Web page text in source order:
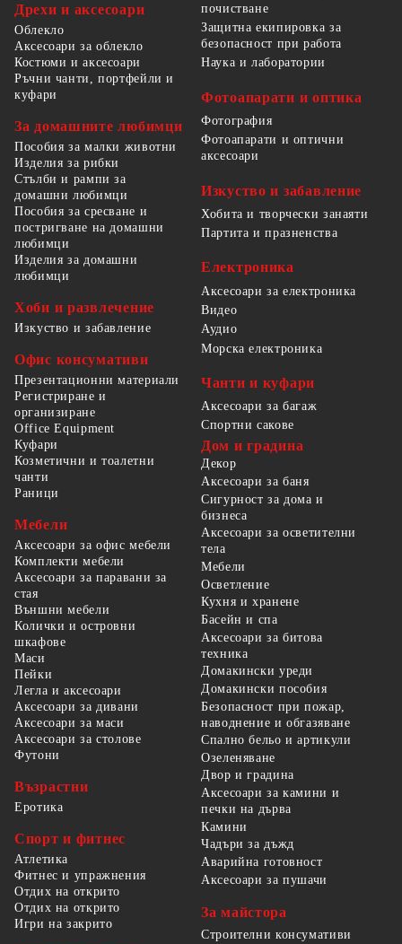
Дрехи и аксесоари
Облекло
Аксесоари за облекло
Костюми и аксесоари
Ръчни чанти, портфейли и
куфари
За домашните любимци
Пособия за малки животни
Изделия за рибки
Стълби и рампи за
домашни любимци
Пособия за сресване и
постригване на домашни
любимци
Изделия за домашни
любимци
Хоби и развлечение
Изкуство и забавление
Офис консумативи
Презентационни материали
Регистриране и
организиране
Office Equipment
почистване
Защитна екипировка за
безопасност при работа
Наука и лаборатории
Фотоапарати и оптика
Фотография
Фотоапарати и оптични
аксесоари
Изкуство и забавление
Хобита и творчески занаяти
Партита и празненства
Електроника
Аксесоари за електроника
Видео
Аудио
Морска електроника
Чанти и куфари
Аксесоари за багаж
Спортни сакове
Куфари
Козметични и тоалетни
чанти
Раници
Мебели
Аксесоари за офис мебели
Комплекти мебели
Аксесоари за паравани за
стая
Външни мебели
Колички и островни
шкафове
Маси
Пейки
Легла и аксесоари
Аксесоари за дивани
Аксесоари за маси
Аксесоари за столове
Футони
Възрастни
Еротика
Спорт и фитнес
Атлетика
Фитнес и упражнения
Отдих на открито
Отдих на открито
Игри на закрито
Дом и градина
Декор
Аксесоари за баня
Сигурност за дома и
бизнеса
Аксесоари за осветителни
тела
Мебели
Осветление
Кухня и хранене
Басейн и спа
Аксесоари за битова
техника
Домакински уреди
Домакински пособия
Безопасност при пожар,
наводнение и обгазяване
Спално бельо и артикули
Озеленяване
Двор и градина
Аксесоари за камини и
печки на дърва
Камини
Чадъри за дъжд
Аварийна готовност
Аксесоари за пушачи
За майстора
Строителни консумативи